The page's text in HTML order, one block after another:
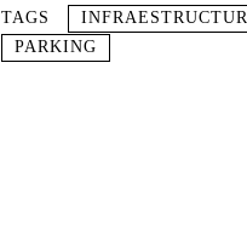
TAGS
PARKING